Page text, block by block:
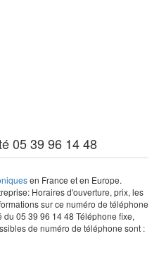
05 39 96 14 48
en France et en Europe.
Horaires d'ouverture, prix, les
sur ce numéro de téléphone
05 39 96 14 48 Téléphone fixe,
de numéro de téléphone sont :